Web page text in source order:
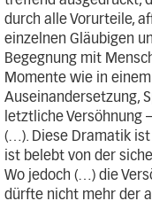
durch alle Vorurteile,
einzelnen Gläubigen
Begegnung mit
Momente wie in
Auseinandersetzung,
letztliche Versöhnung
(…). Diese Dramatik ist
ist belebt von der
Wo jedoch (…) die
dürfte nicht mehr der